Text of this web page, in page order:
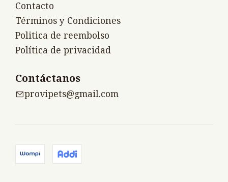
Contacto
Términos y Condiciones
Politica de reembolso
Política de privacidad
Contáctanos
provipets@gmail.com